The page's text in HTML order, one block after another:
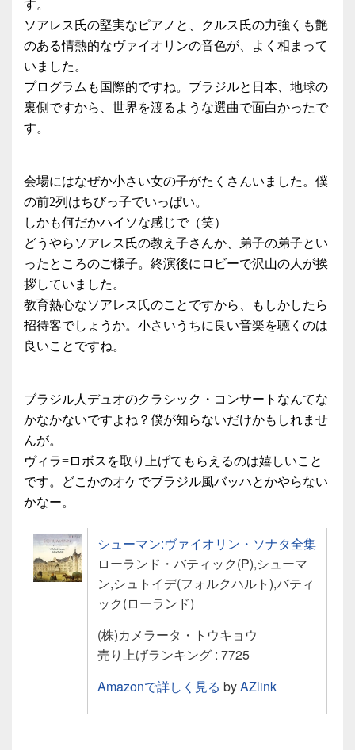
す。
ソアレス氏の堅実なピアノと、クルス氏の力強くも艶
のある情熱的なヴァイオリンの音色が、よく相まって
いました。
プログラムも国際的ですね。ブラジルと日本、地球の
裏側ですから、世界を渡るような選曲で面白かったで
す。
会場にはなぜか小さい女の子がたくさんいました。僕
の前2列はちびっ子でいっぱい。
しかも何だかハイソな感じで（笑）
どうやらソアレス氏の教え子さんか、弟子の弟子とい
ったところのご様子。終演後にロビーで沢山の人が挨
拶していました。
教育熱心なソアレス氏のことですから、もしかしたら
招待客でしょうか。小さいうちに良い音楽を聴くのは
良いことですね。
ブラジル人デュオのクラシック・コンサートなんてな
かなかないですよね？僕が知らないだけかもしれませ
んが。
ヴィラ=ロボスを取り上げてもらえるのは嬉しいこと
です。どこかのオケでブラジル風バッハとかやらない
かなー。
シューマン:ヴァイオリン・ソナタ全集
ローランド・バティック(P),シューマ
ン,シュトイデ(フォルクハルト),バティ
ック(ローランド)
(株)カメラータ・トウキョウ
売り上げランキング : 7725
Amazonで詳しく見る byAZlink